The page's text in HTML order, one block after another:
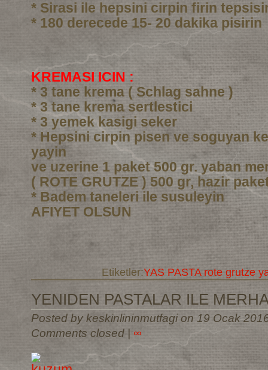
* Sirasi ile hepsini cirpin firin
* 180 derecede 15- 20 dakika pisirin
KREMASI ICIN :
* 3 tane krema ( Schlag sahne )
* 3 tane krema sertlestici
* 3 yemek kasigi seker
* Hepsini cirpin pisen ve soguyan
yayin
ve uzerine 1 paket 500 gr. yaban
( ROTE GRUTZE ) 500 gr, hazir
* Badem taneleri ile susuleyin
AFIYET OLSUN
Etiketler:YAS PASTA rote grutze
YENIDEN PASTALAR ILE
Posted by keskinlininmutfagi on 19 Ocak
Comments closed| ∞